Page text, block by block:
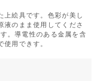
上絵具です。色彩が美し
液のまま使用してくださ
。導電性のある金属を含
用できす。